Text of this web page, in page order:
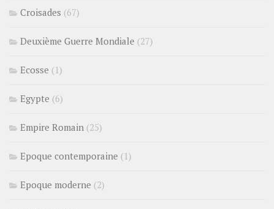
Croisades (67)
Deuxième Guerre Mondiale (27)
Ecosse (1)
Egypte (6)
Empire Romain (25)
Epoque contemporaine (1)
Epoque moderne (2)